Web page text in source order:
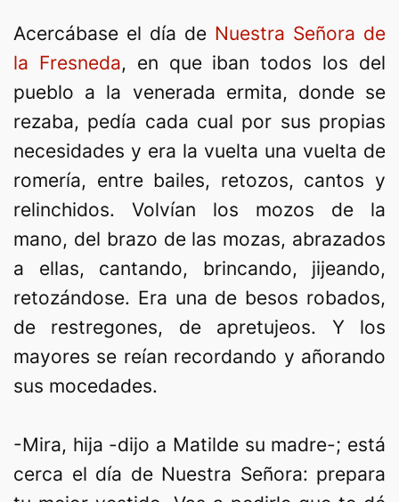
Acercábase el día de Nuestra Señora de
la Fresneda, en que iban todos los del
pueblo a la venerada ermita, donde se
rezaba, pedía cada cual por sus propias
necesidades y era la vuelta una vuelta de
romería, entre bailes, retozos, cantos y
relinchidos. Volvían los mozos de la
mano, del brazo de las mozas, abrazados
a ellas, cantando, brincando, jijeando,
retozándose. Era una de besos robados,
de restregones, de apretujeos. Y los
mayores se reían recordando y añorando
sus mocedades.
-Mira, hija -dijo a Matilde su madre-; está
cerca el día de Nuestra Señora: prepara